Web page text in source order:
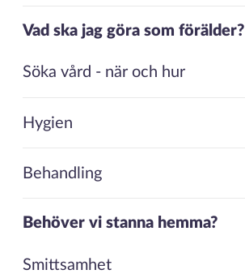
Vad ska jag göra som förälder?
Söka vård - när och hur
Hygien
Behandling
Behöver vi stanna hemma?
Smittsamhet